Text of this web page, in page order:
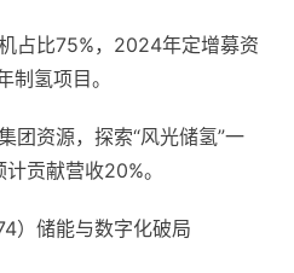
占比75%，2024年定增募资
氢项目。
团资源，探索“风光储氢”一
贡献营收20%。
储能与数字化破局